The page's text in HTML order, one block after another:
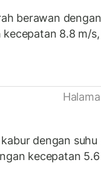
berawan
8.8 m/
dengan
kecepatan